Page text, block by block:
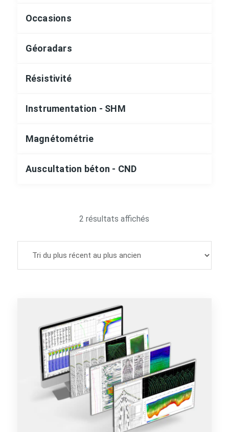
Occasions
Géoradars
Résistivité
Instrumentation - SHM
Magnétométrie
Auscultation béton - CND
2 résultats affichés
au